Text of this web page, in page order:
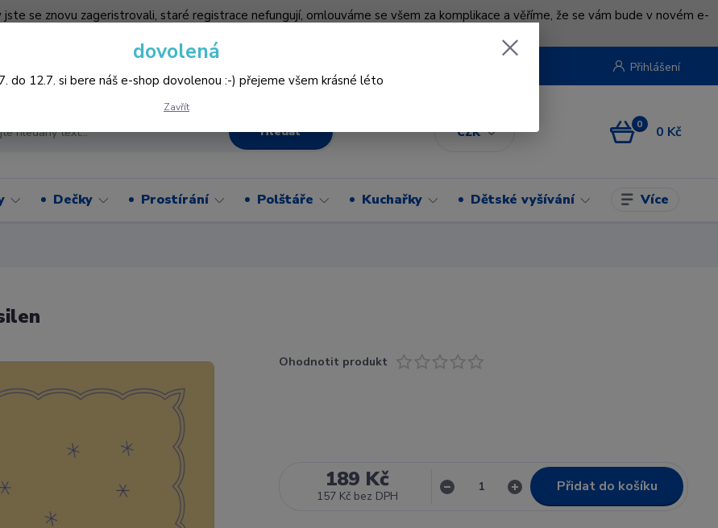
se znovu zageristrovali, staré registrace nefungují, omlouváme se všem za komplikace a věříme, že se vám bude v novém e-
CZK
Přihlášení
Hledat 0 0 Kč
Dečky Prostírání Polštáře Kuchařky Dětské vyšívání Více
Ohodnotit produkt
189 Kč
157 Kč bez DPH
Přidat do košíku
dovolená
do 12.7. si bere náš e-shop dovolenou :-) přejeme všem krásné léto
Zavřít